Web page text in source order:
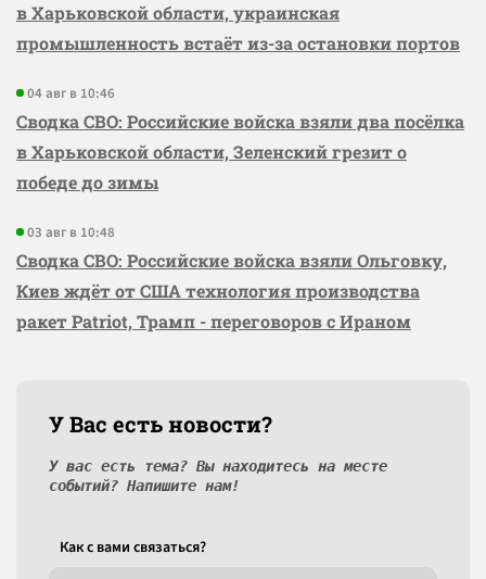
в Харьковской области, украинская
промышленность встаёт из-за остановки портов
04 авг в 10:46
Сводка СВО: Российские войска взяли два посёлка
в Харьковской области, Зеленский грезит о
победе до зимы
03 авг в 10:48
Сводка СВО: Российские войска взяли Ольговку,
Киев ждёт от США технология производства
ракет Patriot, Трамп - переговоров с Ираном
У Вас есть новости?
У вас есть тема? Вы находитесь на месте
событий? Напишите нам!
Как c вами связаться?